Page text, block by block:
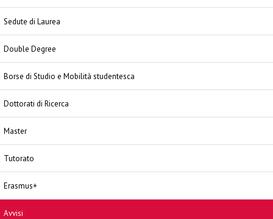
Sedute di Laurea
Double Degree
Borse di Studio e Mobilità studentesca
Dottorati di Ricerca
Master
Tutorato
Erasmus+
Avvisi